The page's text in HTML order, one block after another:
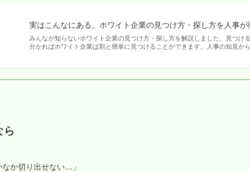
実はこんなにある。ホワイト企業の見つけ方・探し方を人事が
みんなが知らないホワイト企業の見つけ方・探し方を解説しました。見つけ
分かればホワイト企業は割と簡単に見つけることができます。人事の知見か
ら
なか切り出せない…」